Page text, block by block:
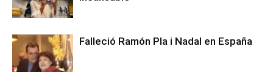
Falleció Ramón Pla i Nadal en España